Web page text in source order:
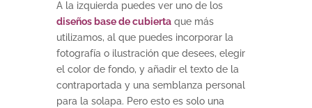
A la izquierda puedes ver uno de los
diseños base de cubiertaque más
utilizamos, al que puedes incorporar la
fotografía o ilustración que desees, elegir
el color de fondo, y añadir el texto de la
contraportada y una semblanza personal
para la solapa. Pero esto es solo una